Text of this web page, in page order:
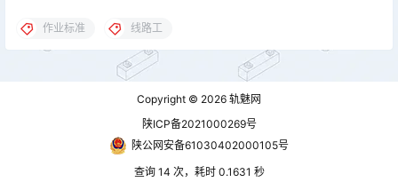
作业标准 线路工
Copyright © 2026 轨魅网
陕ICP备2021000269号
陕公网安备61030402000105号
查询 14 次，耗时 0.1631 秒